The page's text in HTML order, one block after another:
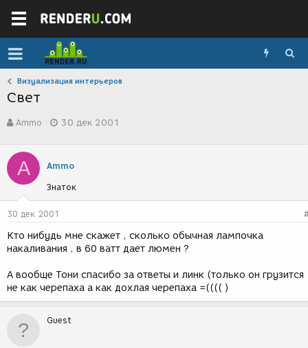
Визуализация интерьеров
Свет
в
о
р
т
е
м
ы
Ammo
а
с
з
д
и
я
30 дек 2001
A Ammo
Знаток
30 дек 2001
Кто нибудь мне скажет , сколько обычная лампочка
накаливания , в 60 ватт дает люмен ?
А вообще Тони спасибо за ответы и линк (только он грузится
не как черепаха а как дохлая черепаха =(((( )
Guest